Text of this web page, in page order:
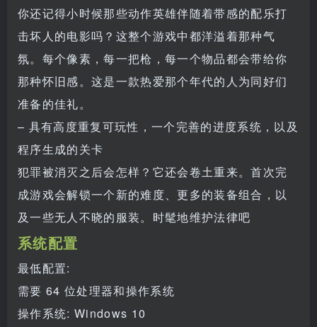
你还记得小时候那些动作英雄伴随着带感的配乐打
击坏人的电影吗？这整个游戏中都洋溢着那种气
氛。每个像素，每一把枪，每一个物品都会带给你
那种怀旧感。这是一款热爱那个年代的人为同好们
准备的佳礼。
– 具有高度重复可玩性，一个完善的进度系统，以及
程序生成的关卡
犯罪被消灭之后会怎样？它还会卷土重来。首次完
成游戏会解锁一个新的难度、更多的装备组合，以
及一些无人不晓的服装。时髦地维护法律吧
系统配置
最低配置:
需要 64 位处理器和操作系统
操作系统: Windows 10